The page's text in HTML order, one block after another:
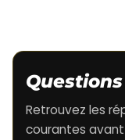
Retrouvez les
courantes